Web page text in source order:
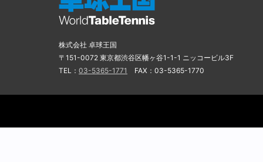
株式会社 卓球王国
〒151-0072 東京都渋谷区幡ヶ谷1-1-1 ニッコービル3F
TEL： 03-5365-1771 FAX：03-5365-1770